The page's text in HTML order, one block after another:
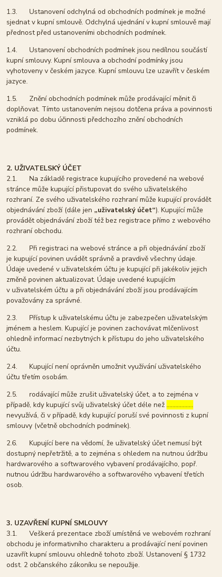
1.3. Ustanovení odchylná od obchodních podmínek je možné
sjednat v kupní smlouvě. Odchylná ujednání v kupní smlouvě mají
přednost před ustanoveními obchodních podmínek.
1.4. Ustanovení obchodních podmínek jsou nedílnou součástí
kupní smlouvy. Kupní smlouva a obchodní podmínky jsou
vyhotoveny v českém jazyce. Kupní smlouvu lze uzavřít v českém
jazyce.
1.5. Znění obchodních podmínek může prodávající měnit či
doplňovat. Tímto ustanovením nejsou dotčena práva a povinnosti
vzniklá po dobu účinnosti předchozího znění obchodních
podmínek.
2. UŽIVATELSKÝ ÚČET
2.1. Na základě registrace kupujícího provedené na webové
stránce může kupující přistupovat do svého uživatelského
rozhraní. Ze svého uživatelského rozhraní může kupující provádět
objednávání zboží (dále jen „uživatelský účet“). Kupující může
provádět objednávání zboží též bez registrace přímo z webového
rozhraní obchodu.
2.2. Při registraci na webové stránce a při objednávání zboží
je kupující povinen uvádět správně a pravdivě všechny údaje.
Údaje uvedené v uživatelském účtu je kupující při jakékoliv jejich
změně povinen aktualizovat. Údaje uvedené kupujícím
v uživatelském účtu a při objednávání zboží jsou prodávajícím
považovány za správné.
2.3. Přístup k uživatelskému účtu je zabezpečen uživatelským
jménem a heslem. Kupující je povinen zachovávat mlčenlivost
ohledně informací nezbytných k přístupu do jeho uživatelského
účtu.
2.4. Kupující není oprávněn umožnit využívání uživatelského
účtu třetím osobám.
2.5. rodávající může zrušit uživatelský účet, a to zejména v
případě, kdy kupující svůj uživatelský účet déle než………………
nevyužívá, či v případě, kdy kupující poruší své povinnosti z kupní
smlouvy (včetně obchodních podmínek).
2.6. Kupující bere na vědomí, že uživatelský účet nemusí být
dostupný nepřetržitě, a to zejména s ohledem na nutnou údržbu
hardwarového a softwarového vybavení prodávajícího, popř.
nutnou údržbu hardwarového a softwarového vybavení třetích
osob.
3. UZAVŘENÍ KUPNÍ SMLOUVY
3.1. Veškerá prezentace zboží umístěná ve webovém rozhraní
obchodu je informativního charakteru a prodávající není povinen
uzavřít kupní smlouvu ohledně tohoto zboží. Ustanovení § 1732
odst. 2 občanského zákoníku se nepoužije.